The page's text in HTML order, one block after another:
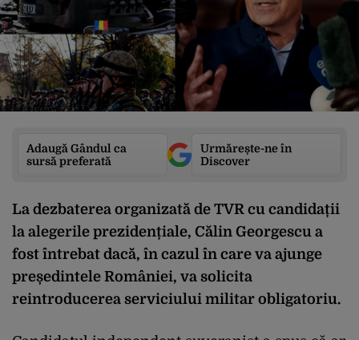
Adaugă Gândul ca
sursă preferată
Urmărește-ne în
Discover
La dezbaterea organizată de TVR cu candidații
la alegerile prezidențiale, Călin Georgescu a
fost întrebat dacă, în cazul în care va ajunge
președintele României, va solicita
reintroducerea serviciului militar obligatoriu.